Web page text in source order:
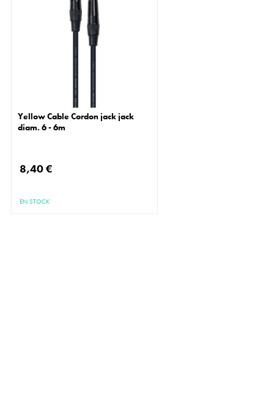
Yellow Cable Cordon jack jack
diam. 6 - 6m
8,40 €
EN STOCK